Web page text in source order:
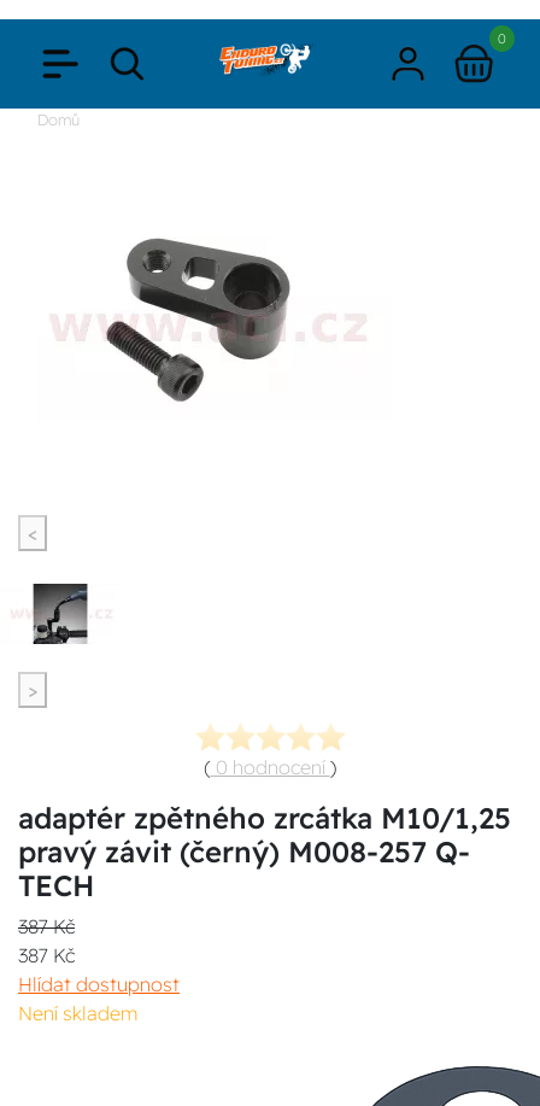
0
Domů
<
>
( 0 hodnocení )
adaptér zpětného zrcátka M10/1,25
pravý závit (černý) M008-257 Q-
TECH
387 Kč
387 Kč
Hlídat dostupnost
Není skladem